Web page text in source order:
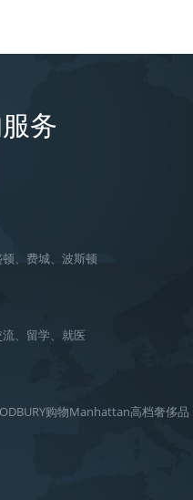
务
、费城、波斯顿
、留学、就医
购物Manhattan高档奢侈品